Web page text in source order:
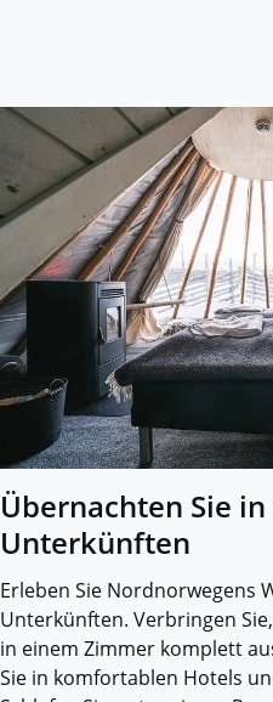
Übernachten Sie
Unterkünften
Erleben Sie Nordnorwegens
Unterkünften. Verbringen
in einem Zimmer komplett
Sie in komfortablen Hotels